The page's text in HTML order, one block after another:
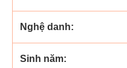
Nghệ danh:
Sinh năm: